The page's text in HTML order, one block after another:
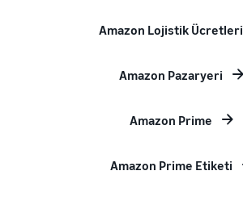
Amazon Lojistik Ücretleri
Amazon Pazaryeri
Amazon Prime
Amazon Prime Etiketi